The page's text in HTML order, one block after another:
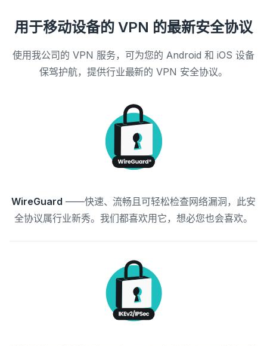
用于移动设备的 VPN 的最新安全协议
使用我公司的 VPN 服务，可为您的 Android 和 iOS 设备
保驾护航，提供行业最新的 VPN 安全协议。
WireGuard ——快速、流畅且可轻松检查网络漏洞，此安
全协议属行业新秀。我们都喜欢用它，想必您也会喜欢。